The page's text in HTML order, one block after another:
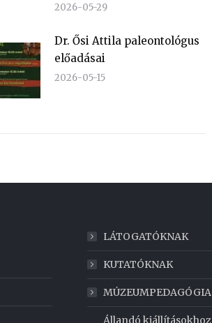
2026-05-29
Dr. Ősi Attila paleontológus
előadásai
2026-05-15
LÁTOGATÓKNAK
KUTATÓKNAK
MÚZEUMPEDAGÓGIA
Állandó kiállításokhoz